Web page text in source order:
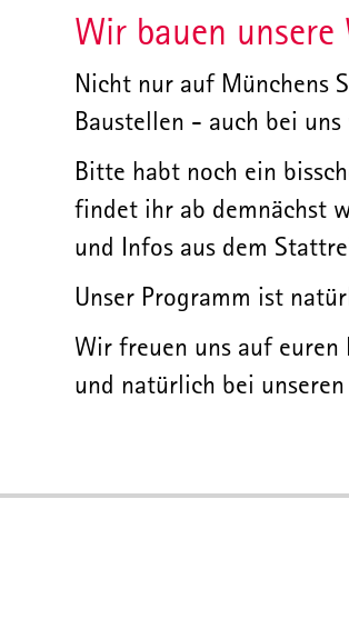
Wir bauen unsere
Nicht nur auf Münchens
Baustellen - auch bei
Bitte habt noch ein
findet ihr ab demnächst
und Infos aus dem
Unser Programm ist
Wir freuen uns auf euren
und natürlich bei unseren